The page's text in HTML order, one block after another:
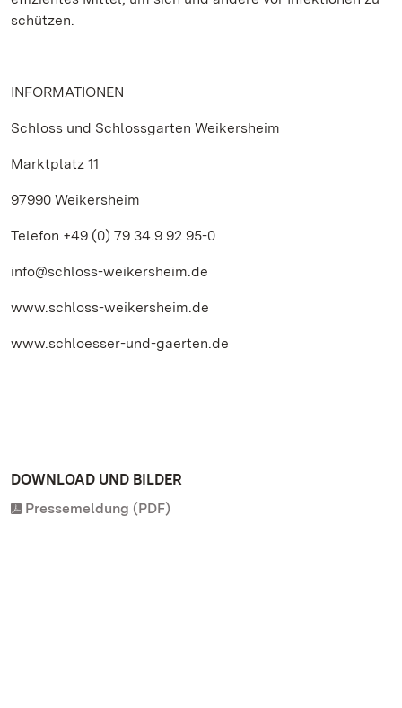
schützen.
INFORMATIONEN
Schloss und Schlossgarten Weikersheim
Marktplatz 11
97990 Weikersheim
Telefon +49 (0) 79 34.9 92 95-0
info@schloss-weikersheim.de
www.schloss-weikersheim.de
www.schloesser-und-gaerten.de
DOWNLOAD UND BILDER
Pressemeldung (PDF)